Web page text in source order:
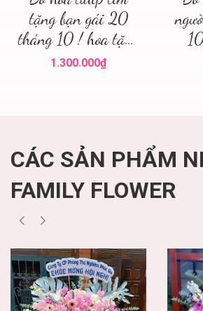
tặng bạn gái 20
tháng 10 ! hoa tặng
20 tháng 10 Hà
1.300.000₫
CÁC SẢN PHẨM
FAMILY FLOWER